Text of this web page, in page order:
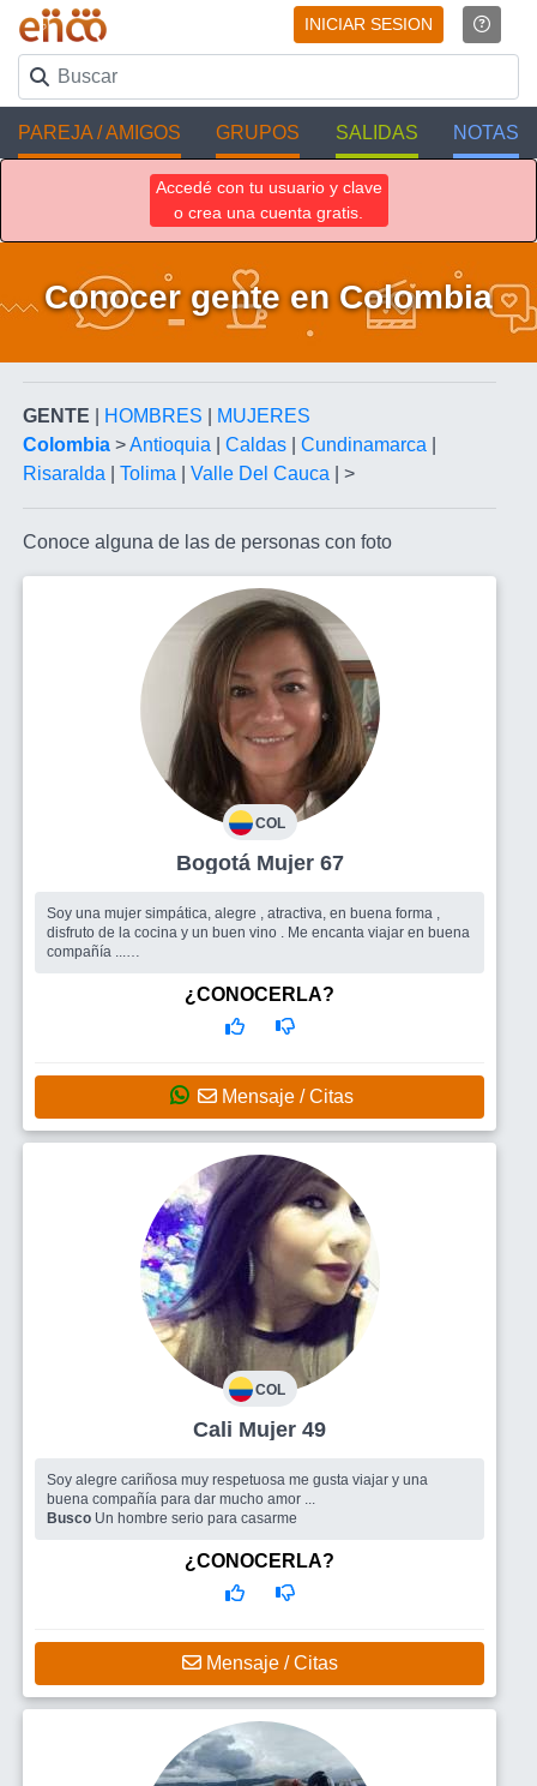
INICIAR SESION
PAREJA / AMIGOS GRUPOS SALIDAS NOTAS
Accedé con tu usuario y clave
o crea una cuenta gratis.
Conocer gente en Colombia
GENTE HOMBRES
MUJERES
Colombia >Antioquia Caldas Cundinamarca
Risaralda
Tolima Valle Del Cauca | >
Conoce alguna de las de personas con foto
COL
Bogotá Mujer 67
Soy una mujer simpática, alegre , atractiva, en buena forma ,
disfruto de la cocina y un buen vino . Me encanta viajar en buena
compañía ...
culto , alegre, sincero , de buen genio y optimista , que le guste
¿CONOCERLA?
Mensaje / Citas
COL
Cali Mujer 49
Soy alegre cariñosa muy respetuosa me gusta viajar y una
buena compañía para dar mucho amor ...
Busco Un hombre serio para casarme
¿CONOCERLA?
Mensaje / Citas